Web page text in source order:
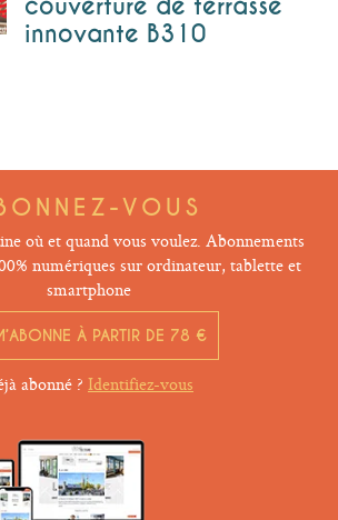
couverture de terrasse
innovante B310
VOUS
où et quand vous voulez. Abonnements
numériques sur ordinateur, tablette et
smartphone
À PARTIR DE 78 €
abonné ? Identifiez-vous